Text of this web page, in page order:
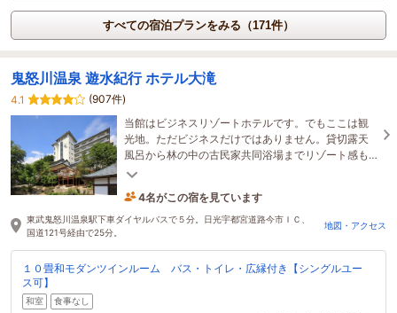
すべての宿泊プランをみる（171件）
鬼怒川温泉 遊水紀行 ホテル大滝
4.1
(907件)
当館はビジネスリゾートホテルです。でもここは観
光地。ただビジネスだけではありません。貸切露天
風呂から林の中の古民家共同浴場までリゾート感も
満載。
4名がこの宿を見ています
1時間前に予約されました
東武鬼怒川温泉駅下車ダイヤルバスで５分。日光宇都宮道路今市ＩＣ、
国道121号経由で25分。
地図・アクセス
１０畳和モダンツインルーム バス・トイレ・広縁付き【シングルユー
ス可】
和室 食事なし